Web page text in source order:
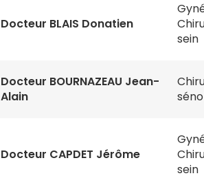
Docteur BLAIS Donatien
sein
Docteur BOURNAZEAU Jean-
Alain
Docteur CAPDET Jérôme
sein